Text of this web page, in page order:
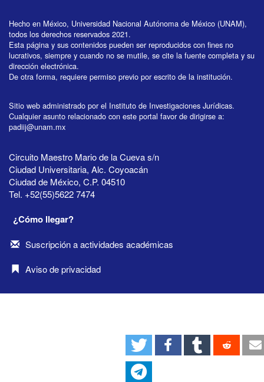
Hecho en México, Universidad Nacional Autónoma de México (UNAM),
todos los derechos reservados 2021.
Esta página y sus contenidos pueden ser reproducidos con fines no
lucrativos, siempre y cuando no se mutile, se cite la fuente completa y su
dirección electrónica.
De otra forma, requiere permiso previo por escrito de la institución.
Sitio web administrado por el Instituto de Investigaciones Jurídicas.
Cualquier asunto relacionado con este portal favor de dirigirse a:
padiij@unam.mx
Circuito Maestro Mario de la Cueva s/n
Ciudad Universitaria, Alc. Coyoacán
Ciudad de México, C.P. 04510
Tel. +52(55)5622 7474
¿Cómo llegar?
Suscripción a actividades académicas
Aviso de privacidad